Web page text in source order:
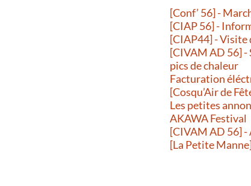
[Conf’ 56] -
[CIAP 56] -
[CIAP44] - Visite
[CIVAM AD 56] -
pics de chaleur
Facturation
[Cosqu’Air de
Les petites
AKAWA Festival
[CIVAM AD 56] -
[La Petite